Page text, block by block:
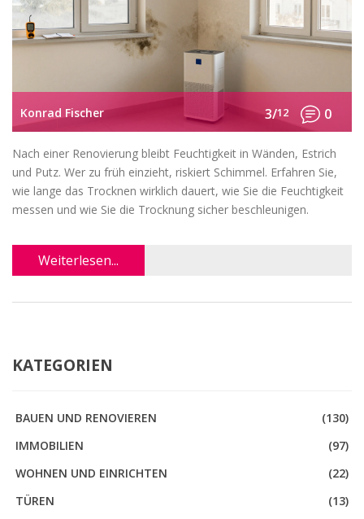
Konrad Fischer 3/12 0
Nach einer Renovierung bleibt Feuchtigkeit in Wänden, Estrich
und Putz. Wer zu früh einzieht, riskiert Schimmel. Erfahren Sie,
wie lange das Trocknen wirklich dauert, wie Sie die Feuchtigkeit
messen und wie Sie die Trocknung sicher beschleunigen.
Weiterlesen...
KATEGORIEN
BAUEN UND RENOVIEREN
(130)
IMMOBILIEN
(97)
WOHNEN UND EINRICHTEN
(22)
TÜREN
(13)